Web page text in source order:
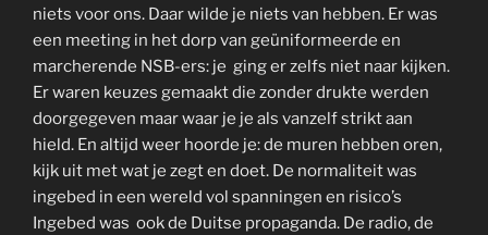
niets voor ons. Daar wilde je niets van hebben. Er was
een meeting in het dorp van geüniformeerde en
marcherende NSB-ers: je ging er zelfs niet naar kijken.
Er waren keuzes gemaakt die zonder drukte werden
doorgegeven maar waar je je als vanzelf strikt aan
hield. En altijd weer hoorde je: de muren hebben oren,
kijk uit met wat je zegt en doet. De normaliteit was
ingebed in een wereld vol spanningen en risico’s
Ingebed was ook de Duitse propaganda. De radio, de